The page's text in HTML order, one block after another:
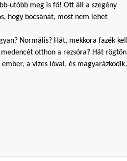
utóbb meg is fő! Ott áll a szegény
hogy bocsánat, most nem lehet
Normális? Hát, mekkora fazék kell
otthon a rezsóra? Hát rögtön
a vizes lóval, és magyarázkodik,